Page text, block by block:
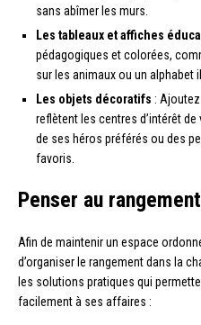
sans abîmer les murs.
Les tableaux et affiches
pédagogiques et colorées,
sur les animaux ou un alphabet
Les objets décoratifs :
reflètent les centres d’intérêt
de ses héros préférés ou des
favoris.
Penser au rangement
Afin de maintenir un espace
d’organiser le rangement dans la
les solutions pratiques qui
facilement à ses affaires :